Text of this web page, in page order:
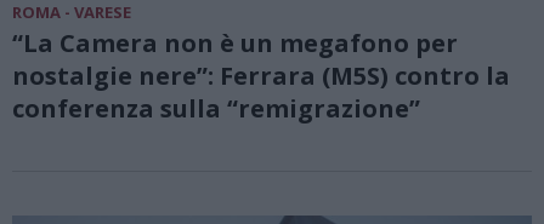
ROMA - VARESE
“La Camera non è un megafono per
nostalgie nere”: Ferrara (M5S) contro la
conferenza sulla “remigrazione”